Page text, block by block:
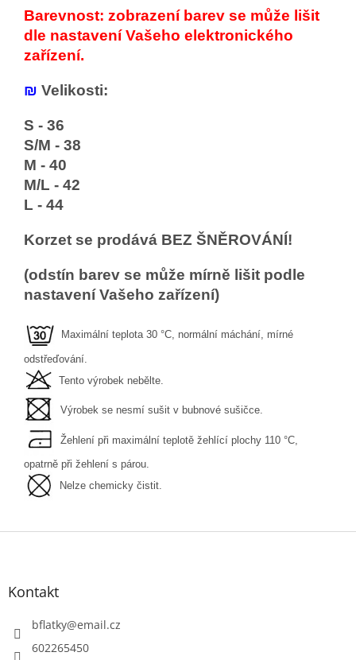
Barevnost: zobrazení barev se může lišit
dle nastavení Vašeho elektronického
zařízení.
₪ Velikosti:
S - 36
S/M - 38
M - 40
M/L - 42
L - 44
Korzet se prodává BEZ ŠNĚROVÁNÍ!
(odstín barev se může mírně lišit podle
nastavení Vašeho zařízení)
Maximální teplota 30 °C, normální máchání, mírné
odstřeďování.
Tento výrobek nebělte.
Výrobek se nesmí sušit v bubnové sušičce.
Žehlení při maximální teplotě žehlící plochy 110 °C,
opatrně při žehlení s párou.
Nelze chemicky čistit.
Z
Kontakt
bflatky@email.cz
602265450